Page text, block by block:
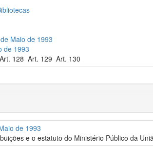
Maio de 1993
de 1993
128 Art. 129 Art. 130
de 1993
e o estatuto do Ministério Público da